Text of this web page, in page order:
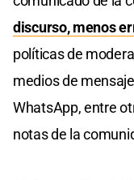
discurso, menos
políticas de
medios de
WhatsApp, entre
notas de la